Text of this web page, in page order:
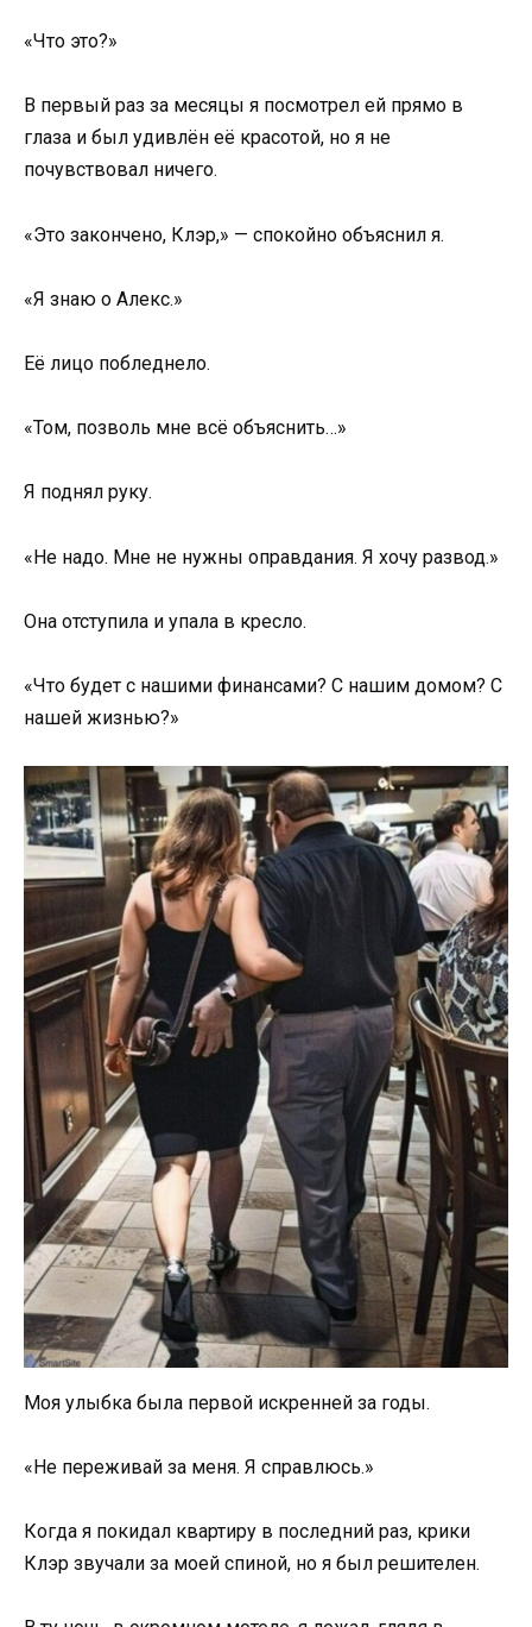
«Что это?»
В первый раз за месяцы я посмотрел ей прямо в
глаза и был удивлён её красотой, но я не
почувствовал ничего.
«Это закончено, Клэр,» — спокойно объяснил я.
«Я знаю о Алекс.»
Её лицо побледнело.
«Том, позволь мне всё объяснить…»
Я поднял руку.
«Не надо. Мне не нужны оправдания. Я хочу развод.»
Она отступила и упала в кресло.
«Что будет с нашими финансами? С нашим домом? С
нашей жизнью?»
Моя улыбка была первой искренней за годы.
«Не переживай за меня. Я справлюсь.»
Когда я покидал квартиру в последний раз, крики
Клэр звучали за моей спиной, но я был решителен.